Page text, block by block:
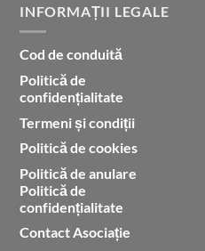
INFORMAȚII LEGALE
Cod de conduită
Politică de
confidențialitate
Termeni și condiții
Politică de cookies
Politică de anulare
Politică de
confidențialitate
Contact Asociație